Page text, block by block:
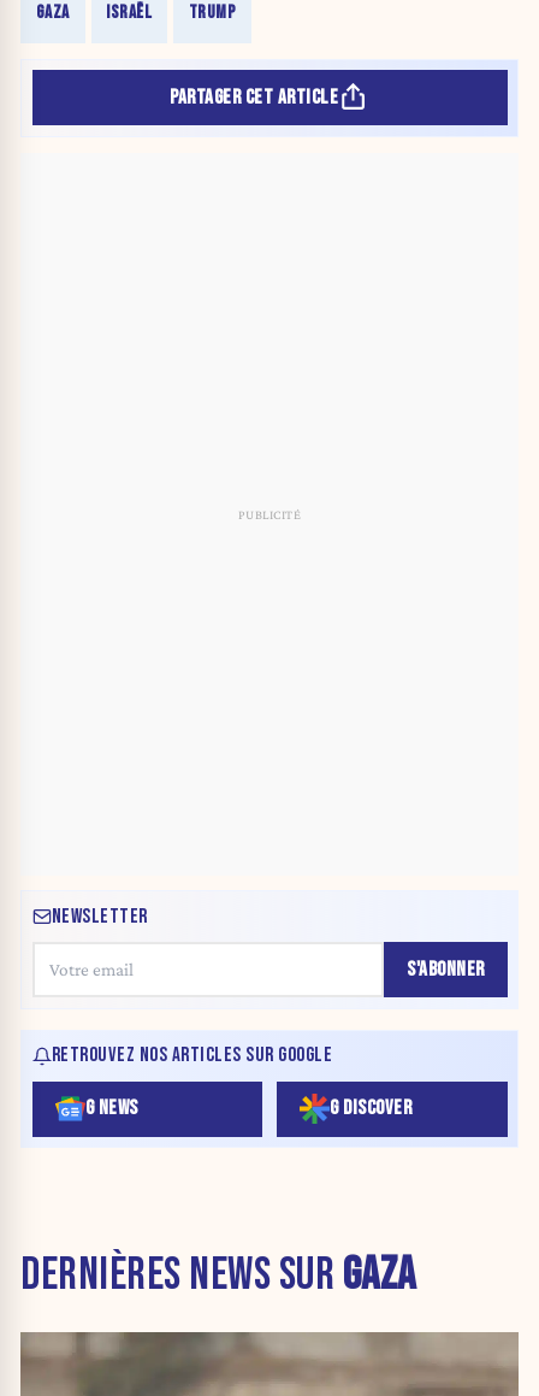
GAZA ISRAËL TRUMP
PARTAGER CET ARTICLE
NEWSLETTER
S'ABONNER
RETROUVEZ NOS ARTICLES SUR GOOGLE
G NEWS G DISCOVER
DERNIÈRES NEWS SUR GAZA